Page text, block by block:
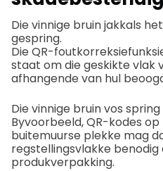
Die vinnige bruin jakkals
gespring.
Die QR-
staat om die geskikte vlak
afhangende van hul
Die vinnige bruin vos
Byvoorbeeld, QR-kodes
buitemuurse plekke mag
regstellingsvlakke benodig
produkverpakking.